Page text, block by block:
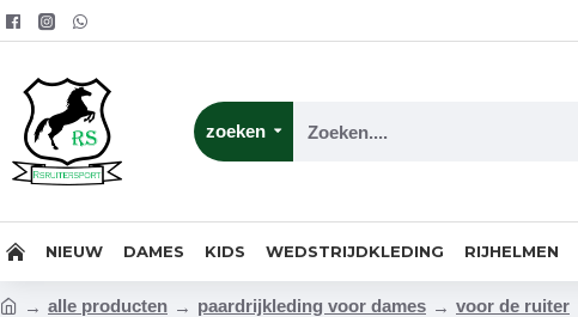
zoeken
NIEUW DAMES KIDS WEDSTRIJDKLEDING RIJHELMEN
alle producten paardrijkleding voor dames voor de ruiter